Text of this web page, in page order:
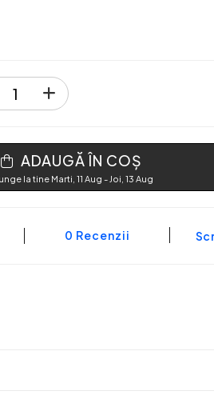
ADAUGĂ ÎN COȘ
la tine Marti, 11 Aug - Joi, 13 Aug
0 Recenzii